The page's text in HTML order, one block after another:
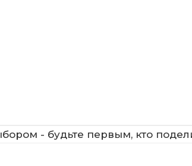
- будьте первым, кто